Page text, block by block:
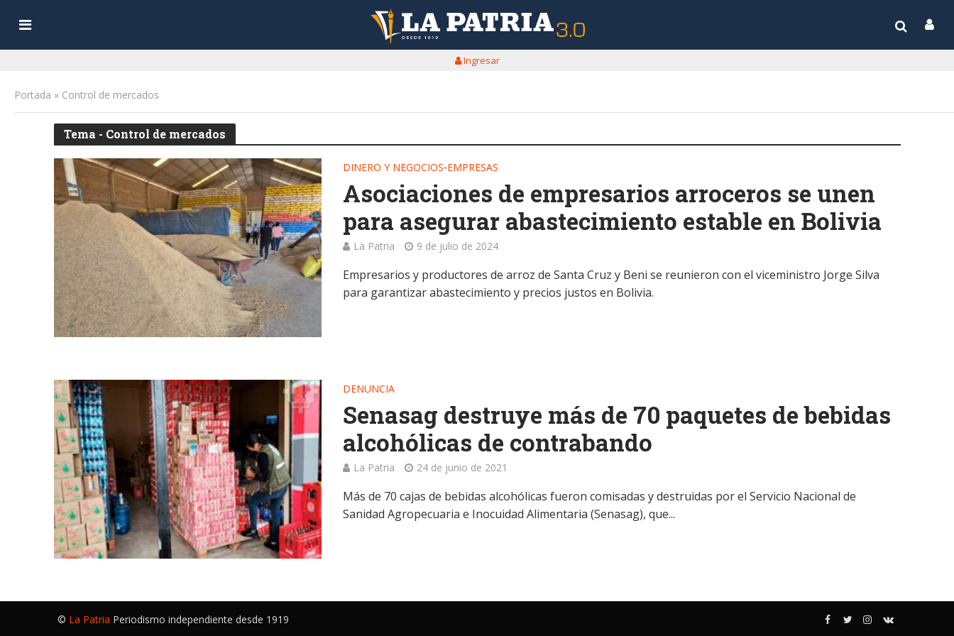
Ingresar
Portada » Control de mercados
Tema - Control de mercados
DINERO Y NEGOCIOS•EMPRESAS
Asociaciones de empresarios arroceros se unen
para asegurar abastecimiento estable en Bolivia
La Patria 9 de julio de 2024
Empresarios y productores de arroz de Santa Cruz y Beni se reunieron con el viceministro Jorge Silva
para garantizar abastecimiento y precios justos en Bolivia.
DENUNCIA
Senasag destruye más de 70 paquetes de bebidas
alcohólicas de contrabando
La Patria 24 de junio de 2021
Más de 70 cajas de bebidas alcohólicas fueron comisadas y destruidas por el Servicio Nacional de
Sanidad Agropecuaria e Inocuidad Alimentaria (Senasag), que...
© La Patria Periodismo independiente desde 1919